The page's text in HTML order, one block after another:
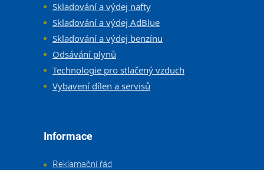
Skladování a výdej nafty
Skladování a výdej AdBlue
Skladování a výdej benzínu
Odsávání plynů
Technologie pro stlačený vzduch
Vybavení dílen a servisů
Informace
Reklamační řád